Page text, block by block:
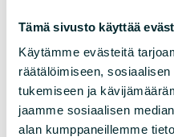
Tämä sivusto käyttää
Käytämme evästeitä
räätälöimiseen,
tukemiseen ja
jaamme sosiaalisen
alan kumppaneillemme
Heli Saari
←